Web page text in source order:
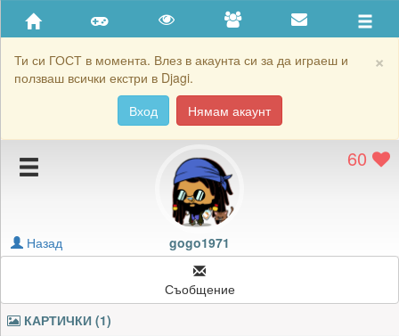
×
Ти си ГОСТ в момента. Влез в акаунта си за да играеш и
ползваш всички екстри в Djagi.
Вход
Нямам акаунт
Приятели
Хронология на игри
Подаръците на gogo1971
Картичките на gogo1971
Блокирай gogo1971
60
gogo1971
Назад
Съобщение
КАРТИЧКИ (1)